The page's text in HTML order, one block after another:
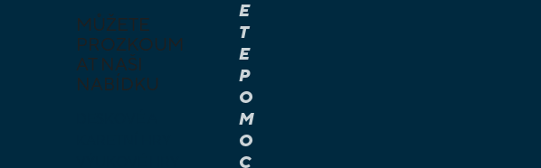
MŮŽETE
PROZKOUM
AT NAŠI
NABÍDKU
E
T
E
P
O
M
O
C